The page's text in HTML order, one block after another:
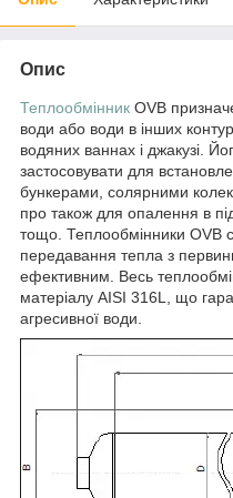
Опис
Теплообмінник OVB
води або води в інших
водяних ваннах і джакузі.
застосовувати для
бункерами, солярними
про також для опалення в
тощо. Теплообмінники OVB
передавання тепла з
ефективним. Весь
матеріалу AISI 316L, що
агресивної води.